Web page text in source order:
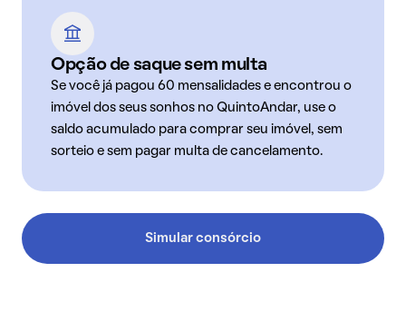
Opção de saque sem multa
Se você já pagou 60 mensalidades e encontrou o
imóvel dos seus sonhos no QuintoAndar, use o
saldo acumulado para comprar seu imóvel, sem
sorteio e sem pagar multa de cancelamento.
Simular consórcio